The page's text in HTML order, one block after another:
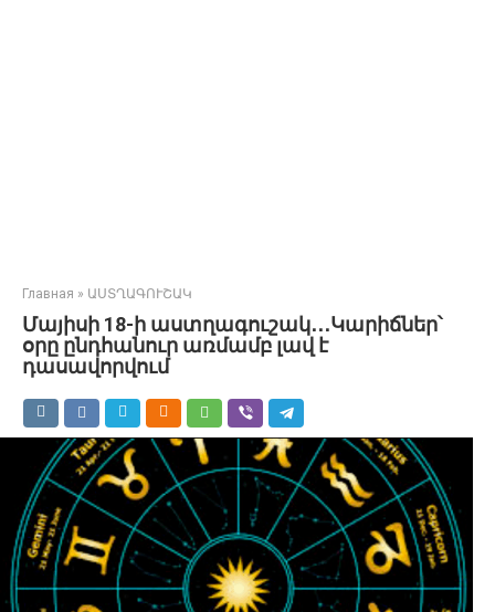
Главная » ԱՍՏՂԱԳՈՒՇԱԿ
Մայիսի 18-ի աստղագուշակ․․․Կարիճներ՝
օրը ընդհանուր առմամբ լավ է
դասավորվում